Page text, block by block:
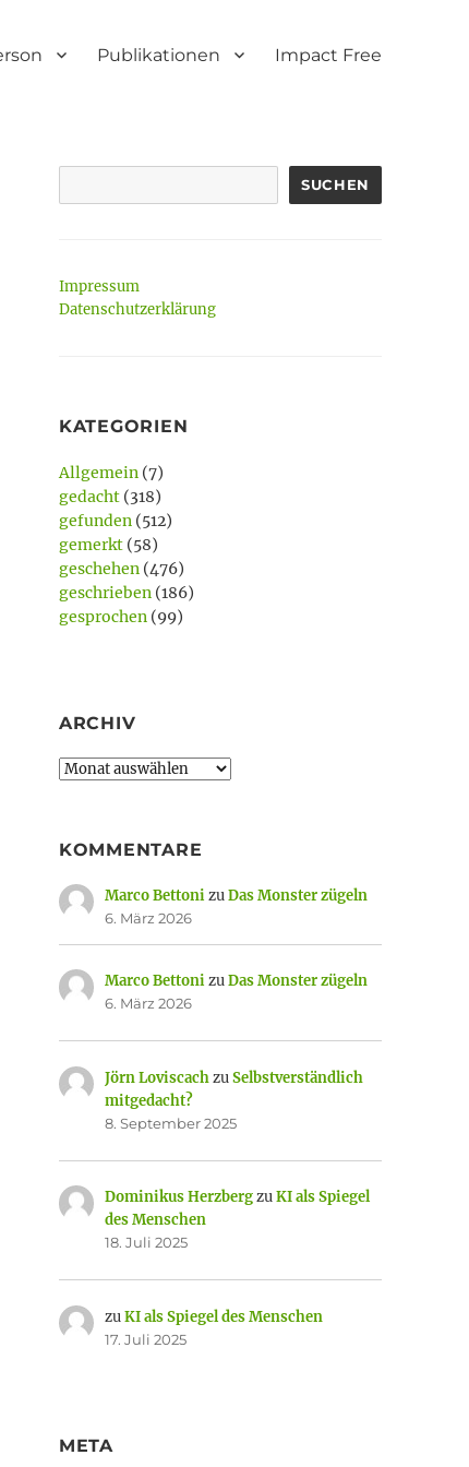
Publikationen Impact Free
SUCHEN
Impressum
Datenschutzerklärung
KATEGORIEN
Allgemein(7)
gedacht(318)
gefunden(512)
gemerkt(58)
geschehen(476)
geschrieben(186)
gesprochen(99)
ARCHIV
Archiv
KOMMENTARE
Marco BettonizuDas Monster zügeln
6. März 2026
Marco BettonizuDas Monster zügeln
6. März 2026
Jörn LoviscachzuSelbstverständlich
mitgedacht?
8. September 2025
Dominikus HerzbergzuKI als Spiegel
des Menschen
18. Juli 2025
zuKI als Spiegel des Menschen
17. Juli 2025
META